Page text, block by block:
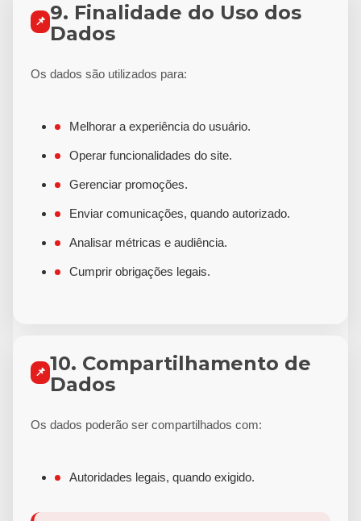
📌 9. Finalidade do Uso dos
Dados
Os dados são utilizados para:
Melhorar a experiência do usuário.
Operar funcionalidades do site.
Gerenciar promoções.
Enviar comunicações, quando autorizado.
Analisar métricas e audiência.
Cumprir obrigações legais.
📌 10. Compartilhamento de
Dados
Os dados poderão ser compartilhados com:
Autoridades legais, quando exigido.